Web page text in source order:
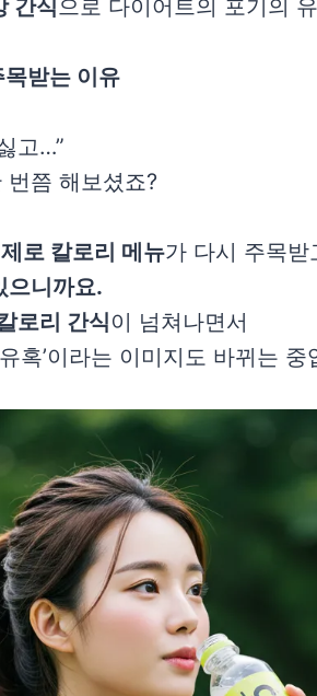
간식으로 다이어트의 포기의
받는 이유
고…”
쯤 해보셨죠?
제로 칼로리 메뉴가 다시 주목
으니까요.
로리 간식이 넘쳐나면서
혹’이라는 이미지도 바뀌는 중